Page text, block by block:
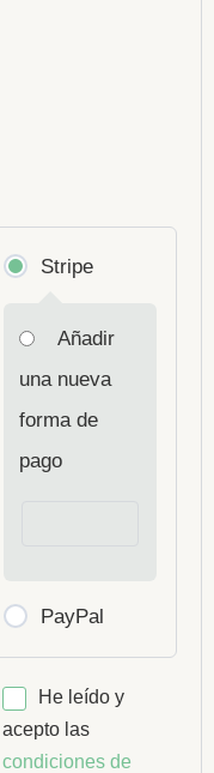
Stripe
Añadir
una nueva
forma de
pago
PayPal
He leído y
acepto las
condiciones de